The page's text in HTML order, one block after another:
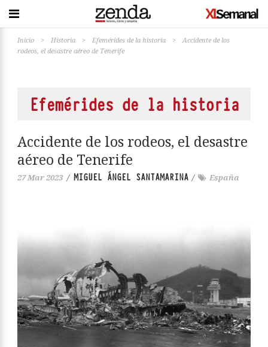
Inicio > Historia > Efemérides de la historia >
Accidente de los
rodeos, el desastre aéreo de Tenerife
Efemérides de la historia
Accidente de los rodeos, el desastre
aéreo de Tenerife
27 Mar 2023 / MIGUEL ÁNGEL SANTAMARINA / España